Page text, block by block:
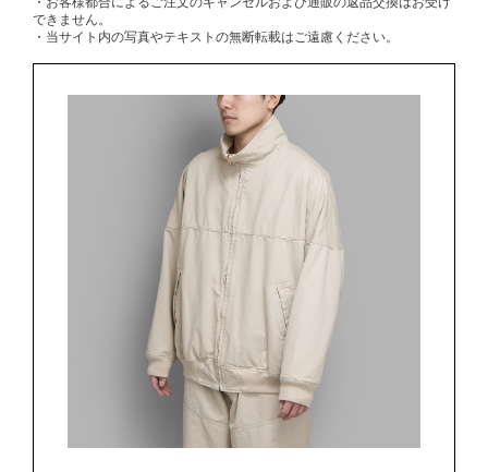
できません。
・当サイト内の写真やテキストの無断転載はご遠慮ください。